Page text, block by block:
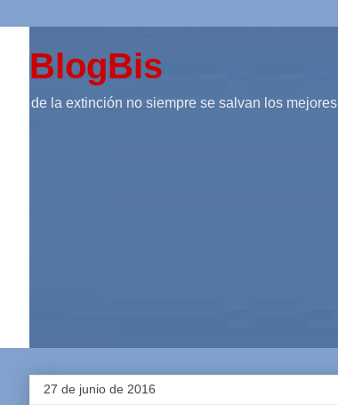
BlogBis
de la extinción no siempre se salvan los mejores
27 de junio de 2016